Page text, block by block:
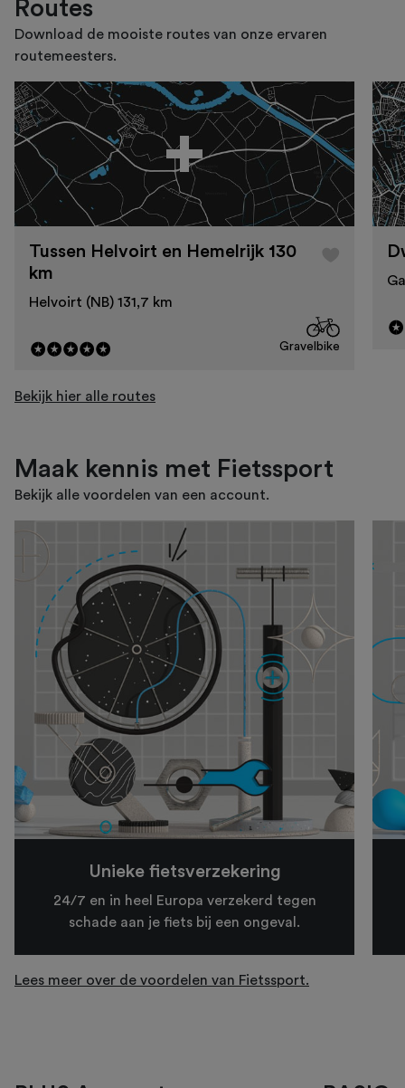
Routes
Download de mooiste routes van onze ervaren
routemeesters.
Tussen Helvoirt en Hemelrijk 130
km
Helvoirt (NB) 131,7 km
Gravelbike
Bekijk hier alle routes
Maak kennis met Fietssport
Bekijk alle voordelen van een account.
Unieke fietsverzekering
24/7 en in heel Europa verzekerd tegen
schade aan je fiets bij een ongeval.
Lees meer over de voordelen van Fietssport.